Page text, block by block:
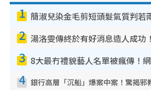
1
2
3
4